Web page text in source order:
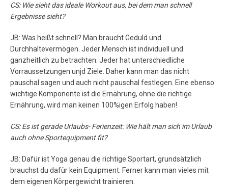
CS: Wie sieht das ideale Workout aus, bei dem man schnell
Ergebnisse sieht?
JB: Was heißt schnell? Man braucht Geduld und
Durchhaltevermögen. Jeder Mensch ist individuell und
ganzheitlich zu betrachten. Jeder hat unterschiedliche
Vorraussetzungen unjd Ziele. Daher kann man das nicht
pauschal sagen und auch nicht pauschal festlegen. Eine ebenso
wichtige Komponente ist die Ernährung, ohne die richtige
Ernährung, wird man keinen 100%igen Erfolg haben!
CS: Es ist gerade Urlaubs- Ferienzeit: Wie hält man sich im Urlaub
auch ohne Sportequipment fit?
JB: Dafür ist Yoga genau die richtige Sportart, grundsätzlich
brauchst du dafür kein Equipment. Ferner kann man vieles mit
dem eigenen Körpergewicht trainieren.